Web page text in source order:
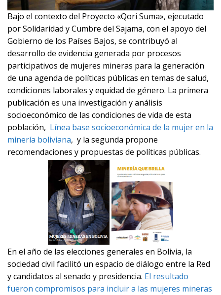
Bajo el contexto del Proyecto «Qori Suma», ejecutado
por Solidaridad y Cumbre del Sajama, con el apoyo del
Gobierno de los Países Bajos, se contribuyó al
desarrollo de evidencia generada por procesos
participativos de mujeres mineras para la generación
de una agenda de políticas públicas en temas de salud,
condiciones laborales y equidad de género. La primera
publicación es una investigación y análisis
socioeconómico de las condiciones de vida de esta
población, Línea base socioeconómica de la mujer en la
minería boliviana, y la segunda propone
recomendaciones y propuestas de políticas públicas.
En el año de las elecciones generales en Bolivia, la
sociedad civil facilitó un espacio de diálogo entre la Red
y candidatos al senado y presidencia. El resultado
fueron compromisos para incluir a las mujeres mineras